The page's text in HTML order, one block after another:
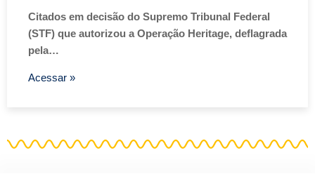
Citados em decisão do Supremo Tribunal Federal
(STF) que autorizou a Operação Heritage, deflagrada
pela…
Acessar »